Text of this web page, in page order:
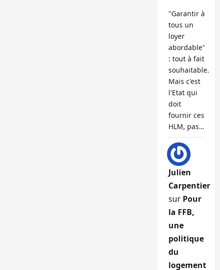
"Garantir à
tous un
loyer
abordable"
: tout à fait
souhaitable.
Mais c'est
l'Etat qui
doit
fournir ces
HLM, pas…
Julien
Carpentier
sur Pour
la FFB,
une
politique
du
logement